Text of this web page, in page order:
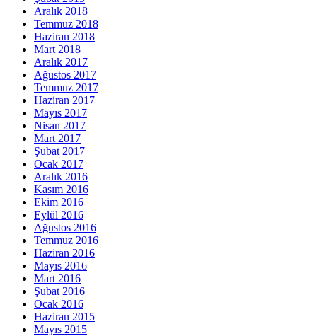
Aralık 2018
Temmuz 2018
Haziran 2018
Mart 2018
Aralık 2017
Ağustos 2017
Temmuz 2017
Haziran 2017
Mayıs 2017
Nisan 2017
Mart 2017
Şubat 2017
Ocak 2017
Aralık 2016
Kasım 2016
Ekim 2016
Eylül 2016
Ağustos 2016
Temmuz 2016
Haziran 2016
Mayıs 2016
Mart 2016
Şubat 2016
Ocak 2016
Haziran 2015
Mayıs 2015